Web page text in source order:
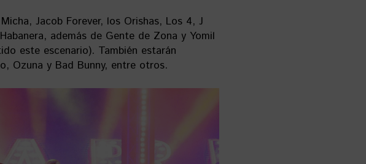
Jacob Forever, los Orishas, Los 4, J
además de Gente de Zona y Yomil
este escenario). También estarán
Ozuna y Bad Bunny, entre otros.